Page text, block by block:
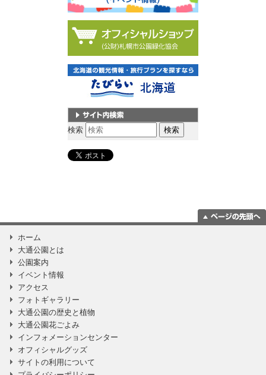
サイト内検索
検索
ホーム
大通公園とは
公園案内
イベント情報
アクセス
フォトギャラリー
大通公園の歴史と植物
大通公園花ごよみ
インフォメーションセンター
オフィシャルグッズ
サイトの利用について